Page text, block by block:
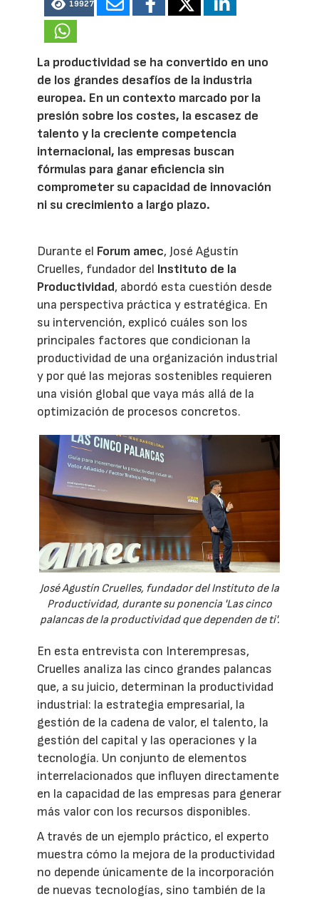
19927
La productividad se ha convertido en uno
de los grandes desafíos de la industria
europea. En un contexto marcado por la
presión sobre los costes, la escasez de
talento y la creciente competencia
internacional, las empresas buscan
fórmulas para ganar eficiencia sin
comprometer su capacidad de innovación
ni su crecimiento a largo plazo.
Durante el Forum amec, José Agustín
Cruelles, fundador del Instituto de la
Productividad, abordó esta cuestión desde
una perspectiva práctica y estratégica. En
su intervención, explicó cuáles son los
principales factores que condicionan la
productividad de una organización industrial
y por qué las mejoras sostenibles requieren
una visión global que vaya más allá de la
optimización de procesos concretos.
José Agustín Cruelles, fundador del Instituto de la
Productividad, durante su ponencia 'Las cinco
palancas de la productividad que dependen de ti'.
En esta entrevista con Interempresas,
Cruelles analiza las cinco grandes palancas
que, a su juicio, determinan la productividad
industrial: la estrategia empresarial, la
gestión de la cadena de valor, el talento, la
gestión del capital y las operaciones y la
tecnología. Un conjunto de elementos
interrelacionados que influyen directamente
en la capacidad de las empresas para generar
más valor con los recursos disponibles.
A través de un ejemplo práctico, el experto
muestra cómo la mejora de la productividad
no depende únicamente de la incorporación
de nuevas tecnologías, sino también de la